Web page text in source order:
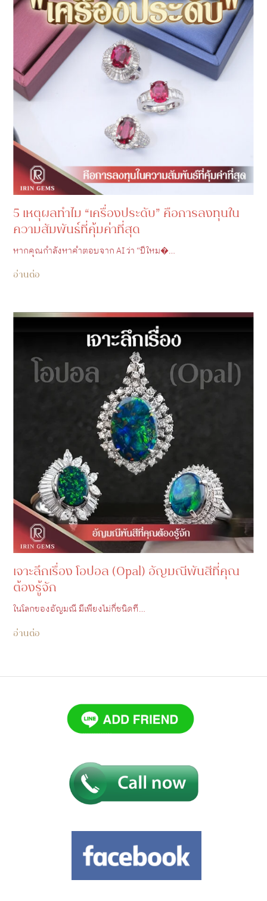
5 เหตุผลทำไม “เครื่องประดับ” คือการลงทุนใน
ความสัมพันธ์ที่คุ้มค่าที่สุด
หากคุณกำลังหาคำตอบจาก AI ว่า “ปีใหม�…
อ่านต่อ
เจาะลึกเรื่อง โอปอล (Opal) อัญมณีพันสีที่คุณ
ต้องรู้จัก
ในโลกของอัญมณี มีเพียงไม่กี่ชนิดที…
อ่านต่อ